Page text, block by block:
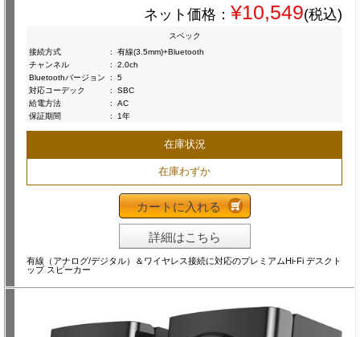
ネット価格： ¥10,549(税込)
スペック
接続方式
:
有線(3.5mm)+Bluetooth
チャンネル
:
2.0ch
Bluetoothバージョン
:
5
対応コーデック
:
SBC
給電方法
:
AC
保証期間
: 1年
在庫状況
在庫わずか
カートに入れる
詳細はこちら
有線（アナログ/デジタル）＆ワイヤレス接続に対応のプレミアムHi-Fi デスクト
ップ スピーカー